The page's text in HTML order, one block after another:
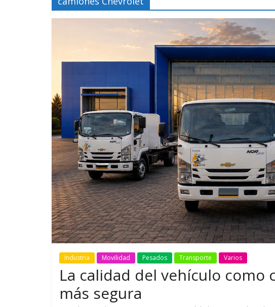
Industria Movilidad Pesados Transporte Varios
La calidad del vehículo como
más segura
GM reafirma su
compromiso con movilidad
más segura y conectada
Movilidad Turismo Varios
¿Qué puede pasar
vehículo si
varios días sin usar?